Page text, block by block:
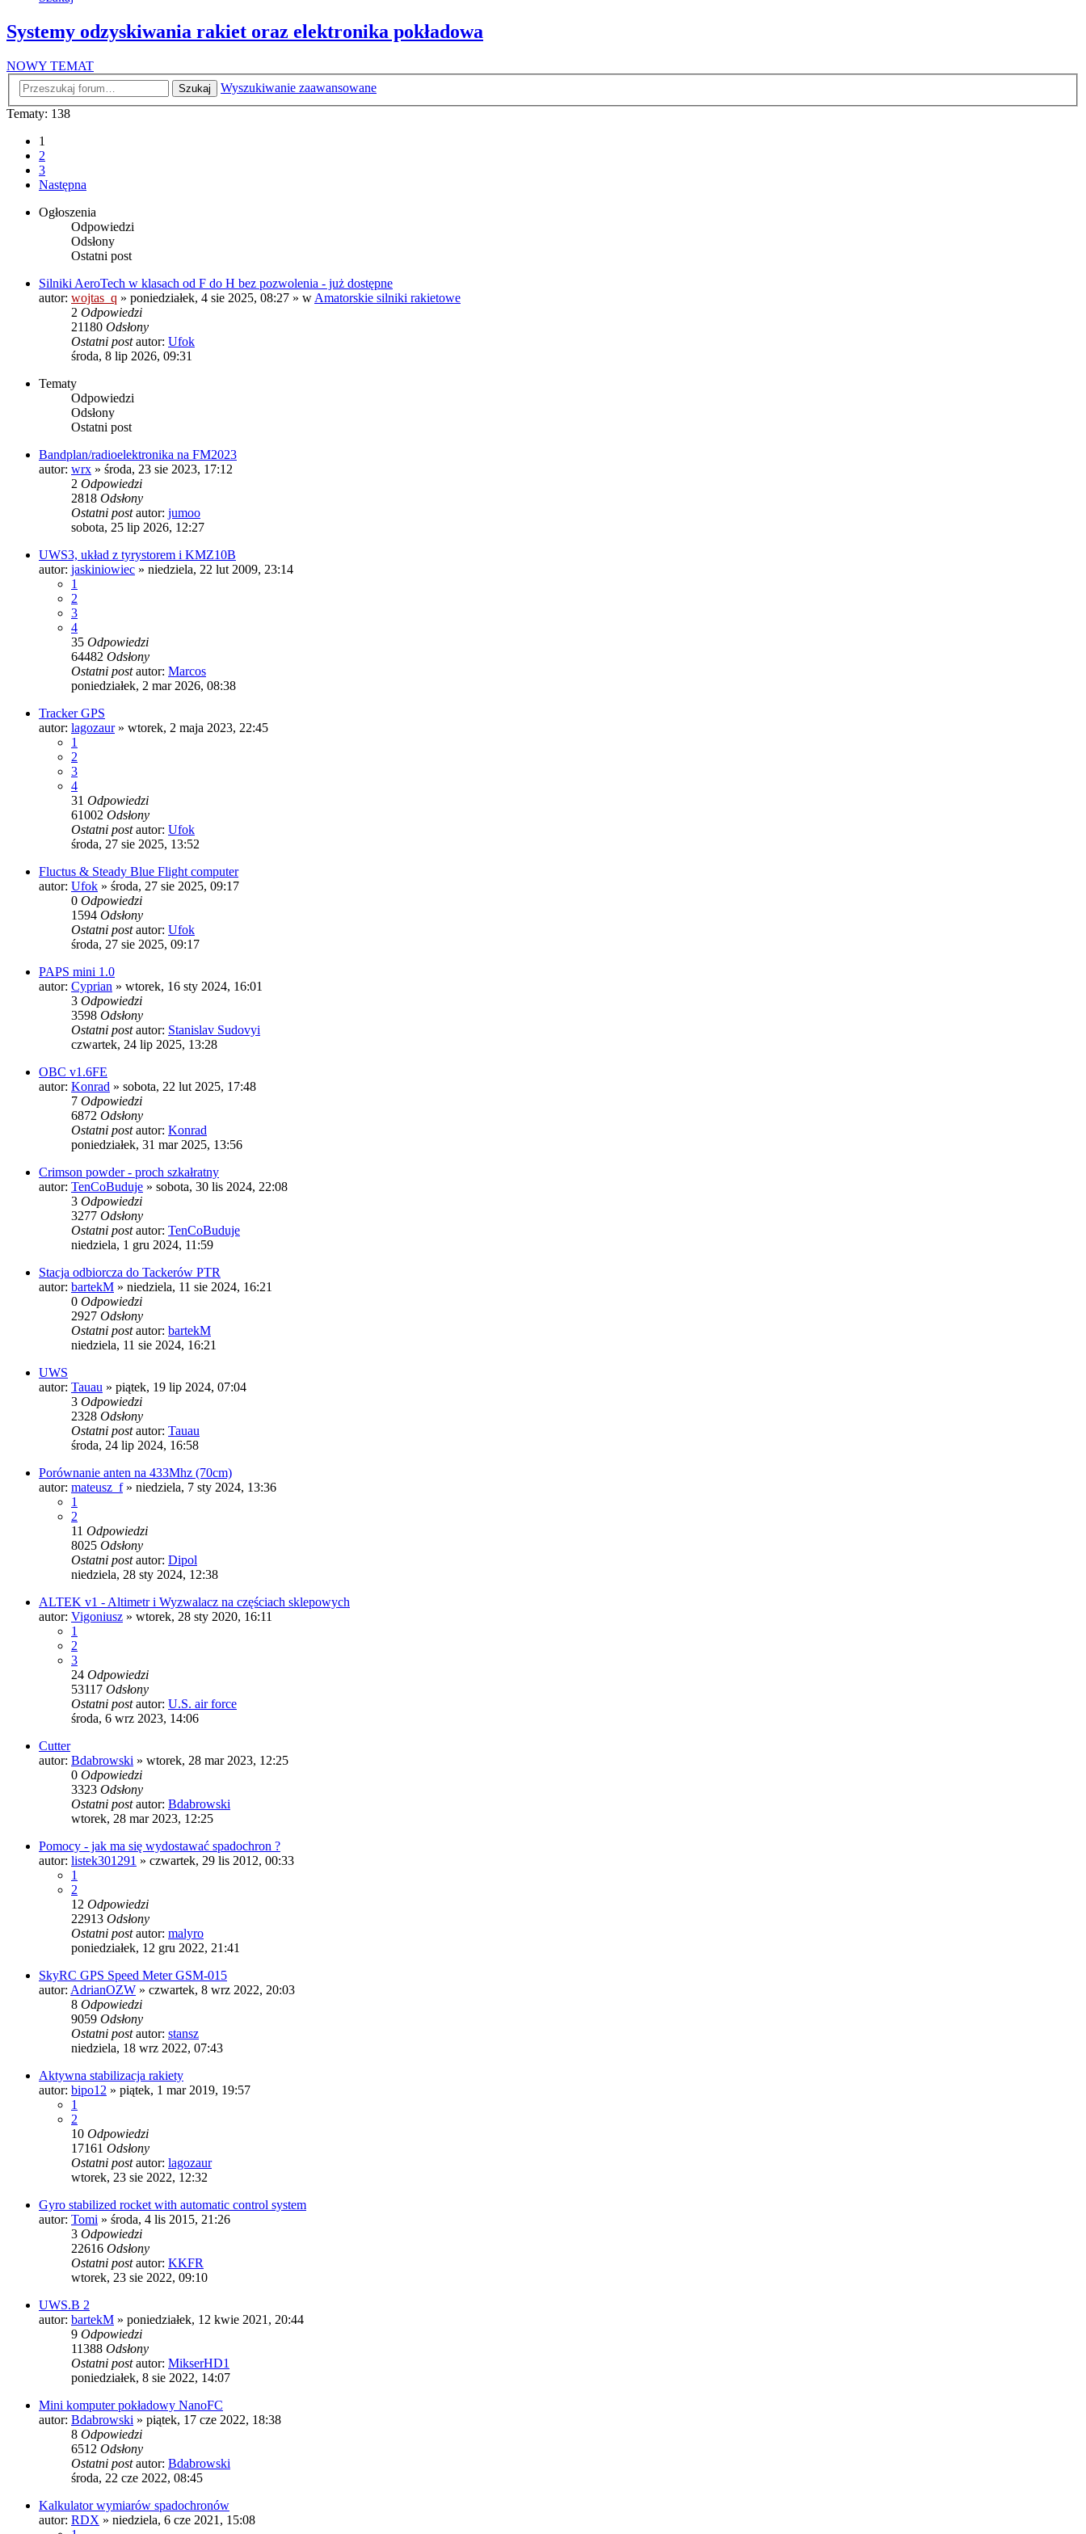
Systemy odzyskiwania rakiet oraz elektronika pokładowa
NOWY TEMAT
Szukaj
Wyszukiwanie zaawansowane
Tematy: 138
1
2
3
Następna
Ogłoszenia
Odpowiedzi
Odsłony
Ostatni post
Silniki AeroTech w klasach od F do H bez pozwolenia - już dostępne
autor: wojtas_q » poniedziałek, 4 sie 2025, 08:27 » w Amatorskie silniki rakietowe
2 Odpowiedzi
21180 Odsłony
Ostatni postautor: Ufok
środa, 8 lip 2026, 09:31
Tematy
Odpowiedzi
Odsłony
Ostatni post
Bandplan/radioelektronika na FM2023
autor: wrx » środa, 23 sie 2023, 17:12
2 Odpowiedzi
2818 Odsłony
Ostatni postautor: jumoo
sobota, 25 lip 2026, 12:27
UWS3, układ z tyrystorem i KMZ10B
autor: jaskiniowiec » niedziela, 22 lut 2009, 23:14
1
2
3
4
35 Odpowiedzi
64482 Odsłony
Ostatni postautor: Marcos
poniedziałek, 2 mar 2026, 08:38
Tracker GPS
autor: lagozaur» wtorek, 2 maja 2023, 22:45
1
2
3
4
31 Odpowiedzi
61002 Odsłony
Ostatni postautor: Ufok
środa, 27 sie 2025, 13:52
Fluctus & Steady Blue Flight computer
autor: Ufok » środa, 27 sie 2025, 09:17
0 Odpowiedzi
1594 Odsłony
Ostatni postautor: Ufok
środa, 27 sie 2025, 09:17
PAPS mini 1.0
autor: Cyprian » wtorek, 16 sty 2024, 16:01
3 Odpowiedzi
3598 Odsłony
Ostatni postautor: Stanislav Sudovyi
czwartek, 24 lip 2025, 13:28
OBC v1.6FE
autor: Konrad » sobota, 22 lut 2025, 17:48
7 Odpowiedzi
6872 Odsłony
Ostatni postautor: Konrad
poniedziałek, 31 mar 2025, 13:56
Crimson powder - proch szkałratny
autor: TenCoBuduje » sobota, 30 lis 2024, 22:08
3 Odpowiedzi
3277 Odsłony
Ostatni postautor: TenCoBuduje
niedziela, 1 gru 2024, 11:59
Stacja odbiorcza do Tackerów PTR
autor: bartekM » niedziela, 11 sie 2024, 16:21
0 Odpowiedzi
2927 Odsłony
Ostatni postautor: bartekM
niedziela, 11 sie 2024, 16:21
UWS
autor: Tauau » piątek, 19 lip 2024, 07:04
3 Odpowiedzi
2328 Odsłony
Ostatni postautor: Tauau
środa, 24 lip 2024, 16:58
Porównanie anten na 433Mhz (70cm)
autor: mateusz_f» niedziela, 7 sty 2024, 13:36
1
2
11 Odpowiedzi
8025 Odsłony
Ostatni postautor: Dipol
niedziela, 28 sty 2024, 12:38
ALTEK v1 - Altimetr i Wyzwalacz na częściach sklepowych
autor: Vigoniusz » wtorek, 28 sty 2020, 16:11
1
2
3
24 Odpowiedzi
53117 Odsłony
Ostatni postautor: U.S. air force
środa, 6 wrz 2023, 14:06
Cutter
autor: Bdabrowski » wtorek, 28 mar 2023, 12:25
0 Odpowiedzi
3323 Odsłony
Ostatni postautor: Bdabrowski
wtorek, 28 mar 2023, 12:25
Pomocy - jak ma się wydostawać spadochron ?
autor: listek301291 » czwartek, 29 lis 2012, 00:33
1
2
12 Odpowiedzi
22913 Odsłony
Ostatni postautor: malyro
poniedziałek, 12 gru 2022, 21:41
SkyRC GPS Speed Meter GSM-015
autor: AdrianOZW » czwartek, 8 wrz 2022, 20:03
8 Odpowiedzi
9059 Odsłony
Ostatni postautor: stansz
niedziela, 18 wrz 2022, 07:43
Aktywna stabilizacja rakiety
autor: bipo12 » piątek, 1 mar 2019, 19:57
1
2
10 Odpowiedzi
17161 Odsłony
Ostatni postautor: lagozaur
wtorek, 23 sie 2022, 12:32
Gyro stabilized rocket with automatic control system
autor: Tomi » środa, 4 lis 2015, 21:26
3 Odpowiedzi
22616 Odsłony
Ostatni postautor: KKFR
wtorek, 23 sie 2022, 09:10
UWS.B 2
autor: bartekM » poniedziałek, 12 kwie 2021, 20:44
9 Odpowiedzi
11388 Odsłony
Ostatni postautor: MikserHD1
poniedziałek, 8 sie 2022, 14:07
Mini komputer pokładowy NanoFC
autor: Bdabrowski » piątek, 17 cze 2022, 18:38
8 Odpowiedzi
6512 Odsłony
Ostatni postautor: Bdabrowski
środa, 22 cze 2022, 08:45
Kalkulator wymiarów spadochronów
autor: RDX » niedziela, 6 cze 2021, 15:08